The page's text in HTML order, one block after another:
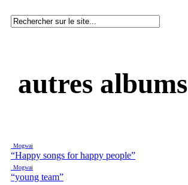
autres albums
Mogwai
“Happy songs for happy people”
Mogwai
“young team”